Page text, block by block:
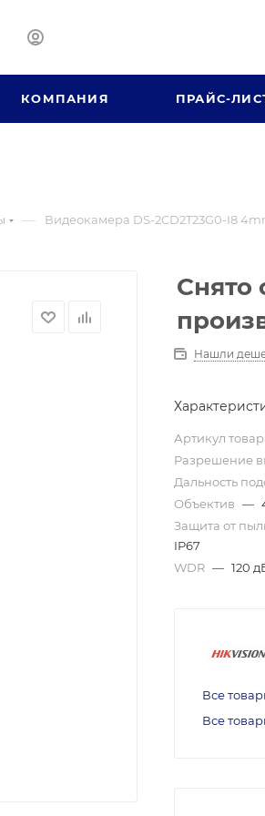
КОМПАНИЯ ПРАЙС-
— Видеокамера DS-2CD2T23G0-I8
Снято
Нашли
Артикул
Разрешение
Дальность
Объектив —
Защита от
IP67
WDR — 120
Все
Все